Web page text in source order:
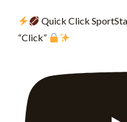
Quick Click
“Click”